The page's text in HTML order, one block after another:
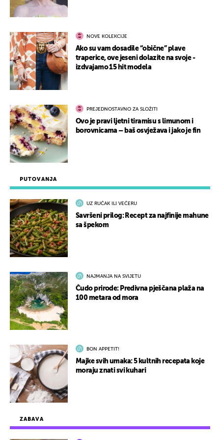
ZABAVA
PUTOVANJA
UZ RUČAK ILI VEČERU
Savršeni prilog: Recept za najfinije mahune
sa špekom
NAJMANJA NA SVIJETU
Čudo prirode: Predivna pješčana plaža na
100 metara od mora
BON APPETIT!
Majke svih umaka: 5 kultnih recepata koje
moraju znati svi kuhari
NOVE KOLEKCIJE
Ako su vam dosadile “obične” plave
traperice, ove jeseni dolazite na svoje -
izdvajamo 15 hit modela
PREJEDNOSTAVNO ZA SLOŽITI
Ovo je pravi ljetni tiramisu s limunom i
borovnicama – baš osvježava i jako je fin